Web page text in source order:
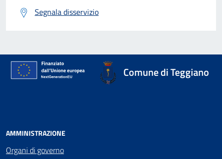
Segnala disservizio
Comune di Teggiano
AMMINISTRAZIONE
Organi di governo